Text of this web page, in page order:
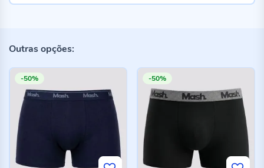
Outras opções:
-50% -50%